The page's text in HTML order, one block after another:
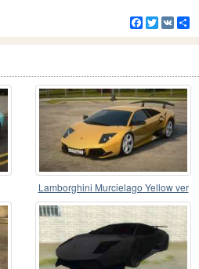
Facebook
Twitter
VK
Lamborghini Murcielago Yellow ver